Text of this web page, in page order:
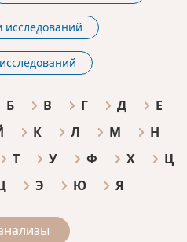
исследований
Б В Г Д
Е
К Л М
Н
Т У Ф Х
Ц
Э Ю Я